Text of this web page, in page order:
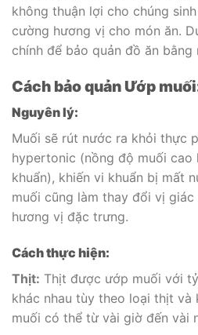
không thuận lợi cho chúng
cường hương vị cho món ăn.
chính để bảo quản đồ ăn bằng
Cách bảo quản Ướp
Nguyên lý:
Muối sẽ rút nước ra khỏi thực
hypertonic (nồng độ muối
khuẩn), khiến vi khuẩn bị mất
muối cũng làm thay đổi vị
hương vị đặc trưng.
Cách thực hiện:
Thịt: Thịt được ướp muối với
khác nhau tùy theo loại thịt và
muối có thể từ vài giờ đến vài